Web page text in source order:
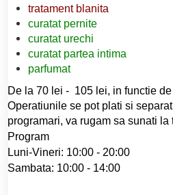
tratament blanita
curatat pernite
curatat urechi
curatat partea intima
parfumat
De la 70 lei - 105 lei, in functie
Operatiunile se pot plati si
programari, va rugam sa sunati la
Program
Luni-Vineri: 10:00 - 20:00
Sambata: 10:00 - 14:00